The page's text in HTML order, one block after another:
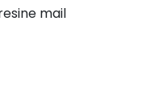
mail